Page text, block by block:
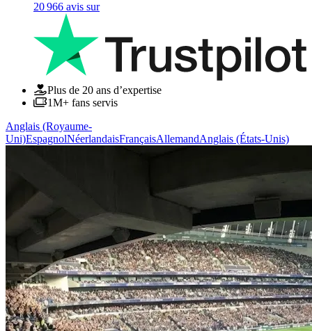
20 966 avis sur
Plus de 20 ans d’expertise
1M+ fans servis
Anglais (Royaume-
Uni)EspagnolNéerlandaisFrançaisAllemandAnglais (États-Unis)